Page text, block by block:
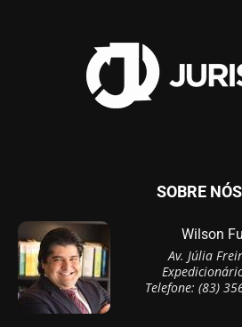
SOBRE NÓS
Wilson
Av. Júlia
Telefone: (83)